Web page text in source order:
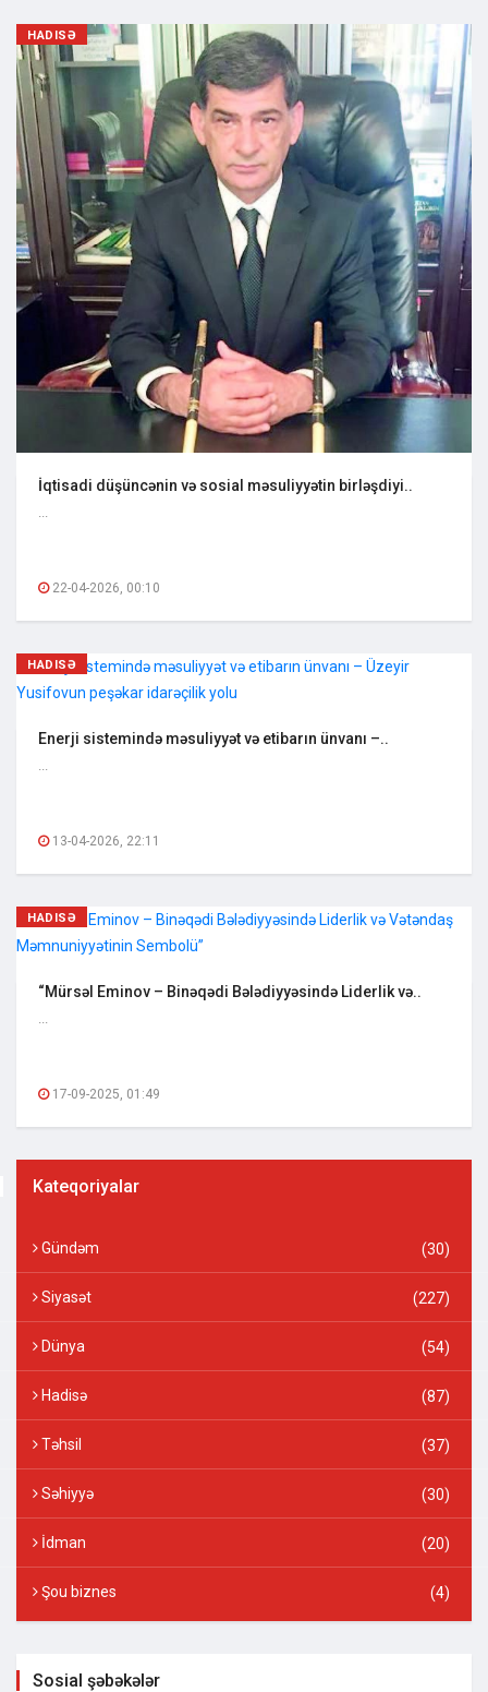
HADISƏ
İqtisadi düşüncənin və sosial məsuliyyətin birləşdiyi..
22-04-2026, 00:10
HADISƏ
Enerji sistemində məsuliyyət və etibarın ünvanı –..
13-04-2026, 22:11
HADISƏ
“Mürsəl Eminov – Binəqədi Bələdiyyəsində Liderlik və..
17-09-2025, 01:49
Kateqoriyalar
Gündəm (30)
Siyasət (227)
Dünya (54)
Hadisə (87)
Təhsil (37)
Səhiyyə (30)
İdman (20)
Şou biznes (4)
Sosial şəbəkələr